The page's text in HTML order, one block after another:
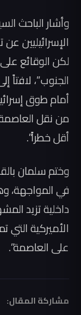
وأشار الباحث
الإسرائيليين
لكن الوقائع
الجنوب”، لافتاً
أمام طوق
من نقل العاصمة
أقل خطراً”.
وختم سلمان
في المواجهة،
داخلية تزيد
الأميركية
على العاصمة”.
مشاركة المقال: